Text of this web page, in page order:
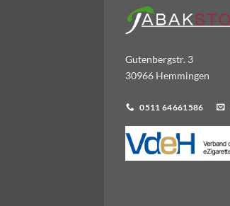
Gutenbergstr. 3
30966 Hemmingen
0511 64661586